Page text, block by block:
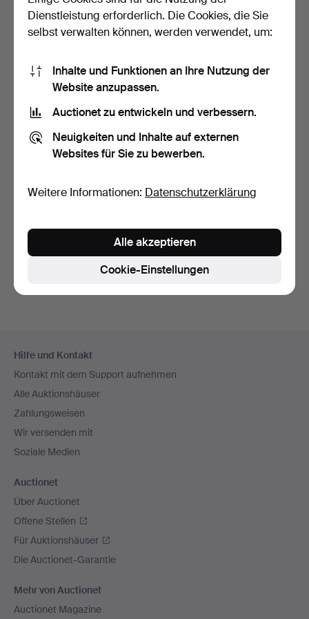
MODEL SX-950.
7 Tage
Sie können auch in
Beendete Auktionen aus unserem
Navigation
Hilfe und Kontakt
Kontakt mit dem Support aufnehmen
Alle Auktionshäuser
Zahlungsweisen
Wir versenden mit
Soziale Medien
Auctionet
Über Auctionet
Offene Stellen
Für Auktionshäuser
Die Auctionet-Garantie
Mehr von Auctionet
Auctionet Magazine
Dienstleistung erforderlich. Die Cookies, die Sie
selbst verwalten können, werden verwendet, um:
Inhalte und Funktionen an Ihre Nutzung der
Website anzupassen.
Auctionet zu entwickeln und verbessern.
Neuigkeiten und Inhalte auf externen
Websites für Sie zu bewerben.
Weitere Informationen: Datenschutzerklärung
Cookie-Einstellungen
Alle akzeptieren